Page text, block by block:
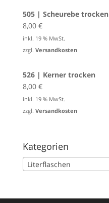
505 | Scheurebe trocken
8,00 €
inkl. 19 % MwSt.
zzgl. Versandkosten
526 | Kerner trocken
8,00 €
inkl. 19 % MwSt.
zzgl. Versandkosten
Kategorien
Literflaschen